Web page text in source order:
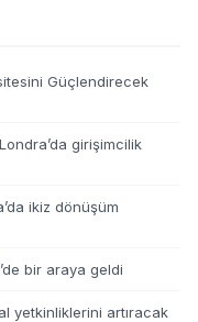
Güçlendirecek
girişimcilik
ikiz dönüşüm
bir araya geldi
yetkinliklerini artıracak